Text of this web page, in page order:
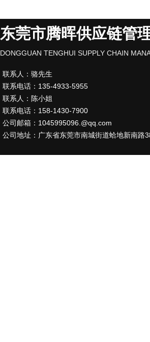
东莞市腾晖供应链管
DONGGUAN TENGHUI SUPPLY CHAIN
联系人：骆先生
联系电话：135-4933-5955
联系人：陈小姐
联系电话：158-1430-7900
公司邮箱：1045995096.@qq.com
公司地址：广东省东莞市南城街道蛤地新南路